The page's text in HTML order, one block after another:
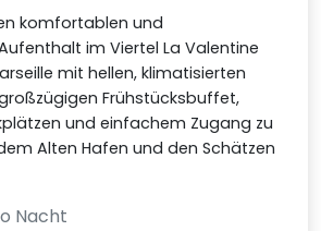
komfortablen und
im Viertel La Valentine
mit hellen, klimatisierten
Frühstücksbuffet,
und einfachem Zugang zu
Alten Hafen und den Schätzen
Nacht